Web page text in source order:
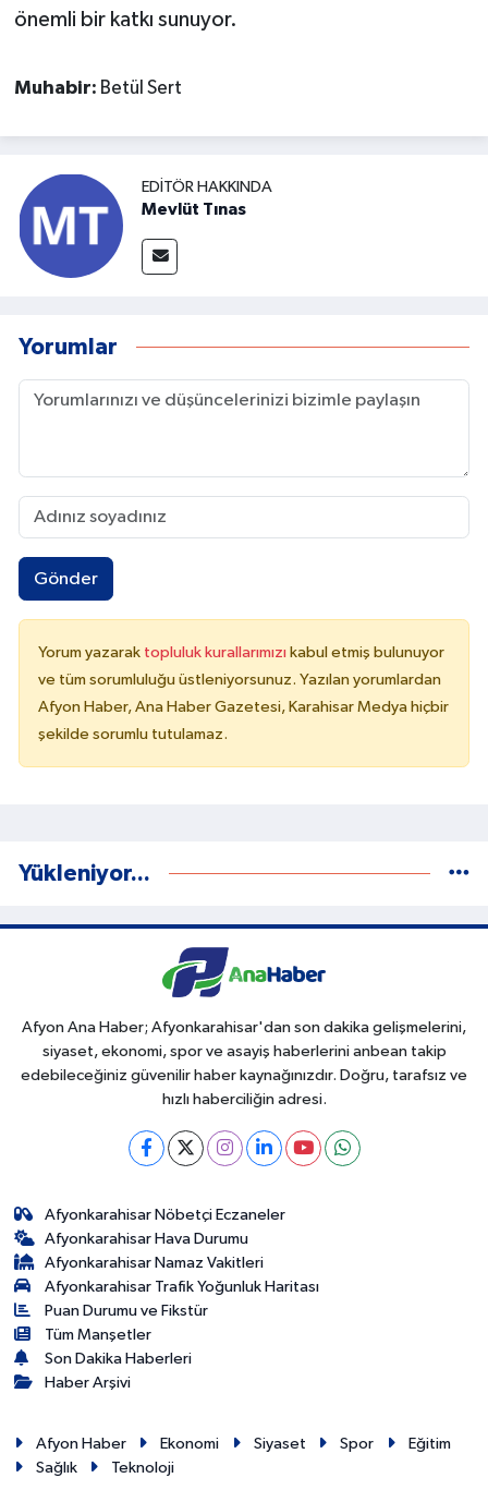
önemli bir katkı sunuyor.
Muhabir: Betül Sert
EDITÖR HAKKINDA
Mevlüt Tınas
Yorumlar
Gönder
Yorum yazarak topluluk kurallarımızı kabul etmiş bulunuyor
ve tüm sorumluluğu üstleniyorsunuz. Yazılan yorumlardan
Afyon Haber, Ana Haber Gazetesi, Karahisar Medya hiçbir
şekilde sorumlu tutulamaz.
Yükleniyor...
Afyon Ana Haber; Afyonkarahisar'dan son dakika gelişmelerini,
siyaset, ekonomi, spor ve asayiş haberlerini anbean takip
edebileceğiniz güvenilir haber kaynağınızdır. Doğru, tarafsız ve
hızlı haberciliğin adresi.
Afyonkarahisar Nöbetçi Eczaneler
Afyonkarahisar Hava Durumu
Afyonkarahisar Namaz Vakitleri
Afyonkarahisar Trafik Yoğunluk Haritası
Puan Durumu ve Fikstür
Tüm Manşetler
Son Dakika Haberleri
Haber Arşivi
Afyon Haber Ekonomi Siyaset Spor
Eğitim
Sağlık
Teknoloji